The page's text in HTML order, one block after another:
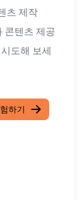
츠 제작
콘텐츠 제공
도해 보세
하기